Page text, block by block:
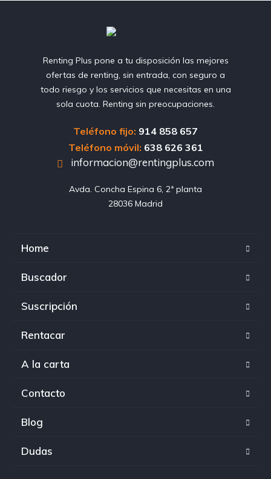
Renting Plus pone a tu disposición las mejores
ofertas de renting, sin entrada, con seguro a
todo riesgo y los servicios que necesitas en una
sola cuota. Renting sin preocupaciones.
Teléfono fijo: 914 858 657
Teléfono móvil: 638 626 361
informacion@rentingplus.com
Avda. Concha Espina 6, 2ª planta
28036 Madrid
Home
Buscador
Suscripción
Rentacar
A la carta
Contacto
Blog
Dudas